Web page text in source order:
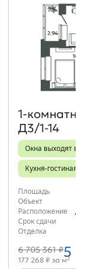
Д3/1-14
Окна выходят во
Кухня-гостиная
Площадь
Объект
Расположение
Срок сдачи
Отделка
6 705 361 ₽5
177 268 ₽ за м2